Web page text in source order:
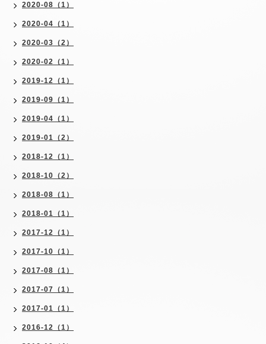
2020-08（1）
2020-04（1）
2020-03（2）
2020-02（1）
2019-12（1）
2019-09（1）
2019-04（1）
2019-01（2）
2018-12（1）
2018-10（2）
2018-08（1）
2018-01（1）
2017-12（1）
2017-10（1）
2017-08（1）
2017-07（1）
2017-01（1）
2016-12（1）